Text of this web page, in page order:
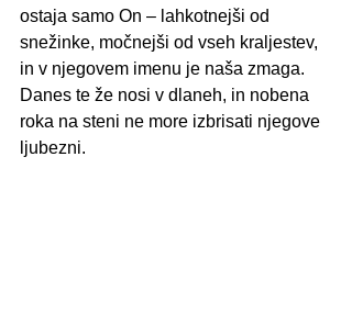
ostaja samo On – lahkotnejši od
snežinke, močnejši od vseh kraljestev,
in v njegovem imenu je naša zmaga.
Danes te že nosi v dlaneh, in nobena
roka na steni ne more izbrisati njegove
ljubezni.